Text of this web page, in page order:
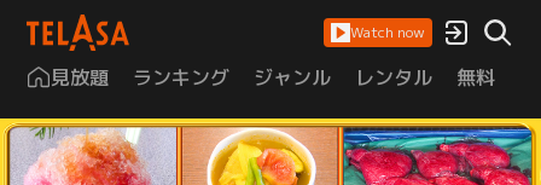
Watch now
見放題 ランキング ジャンル レンタル 無料